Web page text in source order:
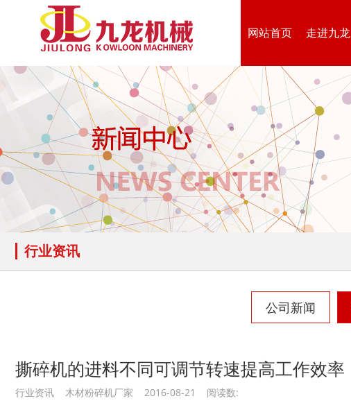
网站首页 走进九龙
行业资讯
公司新闻
撕碎机的进料不同可调节转速提高工作效率
行业资讯 木材粉碎机厂家 2016-08-21 阅读数: